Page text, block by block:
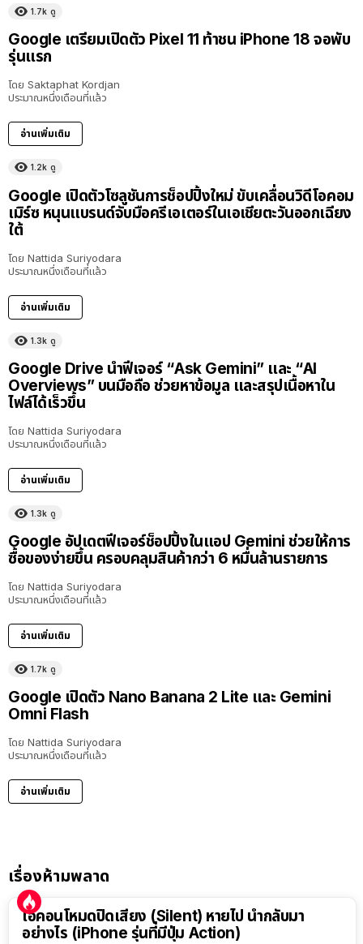
1.7k ดู
Google เตรียมเปิดตัว Pixel 11 ท้าชน iPhone 18 จอพับ
รุ่นแรก
โดย Saktaphat Kordjan
ประมาณหนึ่งเดือนที่แล้ว
อ่านเพิ่มเติม
1.2k ดู
Google เปิดตัวโซลูชันการช็อปปิ้งใหม่ ขับเคลื่อนวิดีโอคอม
เมิร์ซ หนุนแบรนด์จับมือครีเอเตอร์ในเอเชียตะวันออกเฉียง
ใต้
โดย Nattida Suriyodara
ประมาณหนึ่งเดือนที่แล้ว
อ่านเพิ่มเติม
1.3k ดู
Google Drive นำฟีเจอร์ “Ask Gemini” และ “AI
Overviews” บนมือถือ ช่วยหาข้อมูล และสรุปเนื้อหาใน
ไฟล์ได้เร็วขึ้น
โดย Nattida Suriyodara
ประมาณหนึ่งเดือนที่แล้ว
อ่านเพิ่มเติม
1.3k ดู
Google อัปเดตฟีเจอร์ช็อปปิ้งในแอป Gemini ช่วยให้การ
ซื้อของง่ายขึ้น ครอบคลุมสินค้ากว่า 6 หมื่นล้านรายการ
โดย Nattida Suriyodara
ประมาณหนึ่งเดือนที่แล้ว
อ่านเพิ่มเติม
1.7k ดู
Google เปิดตัว Nano Banana 2 Lite และ Gemini
Omni Flash
โดย Nattida Suriyodara
ประมาณหนึ่งเดือนที่แล้ว
อ่านเพิ่มเติม
เรื่องห้ามพลาด
ไอคอนโหมดปิดเสียง (Silent) หายไป นำกลับมา
อย่างไร (iPhone รุ่นที่มีปุ่ม Action)